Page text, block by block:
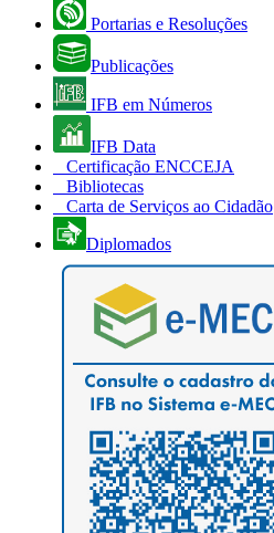
Portarias e Resoluções
Publicações
IFB em Números
IFB Data
Certificação ENCCEJA
Bibliotecas
Carta de Serviços ao Cidadão
Diplomados